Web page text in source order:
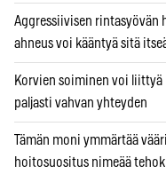
Aggressiivisen rintasyövän
ahneus voi kääntyä sitä
Korvien soiminen voi liittyä
paljasti vahvan yhteyden
Tämän moni ymmärtää
hoitosuositus nimeää